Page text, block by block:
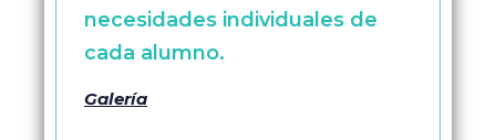
necesidades individuales de
cada alumno.
Galería